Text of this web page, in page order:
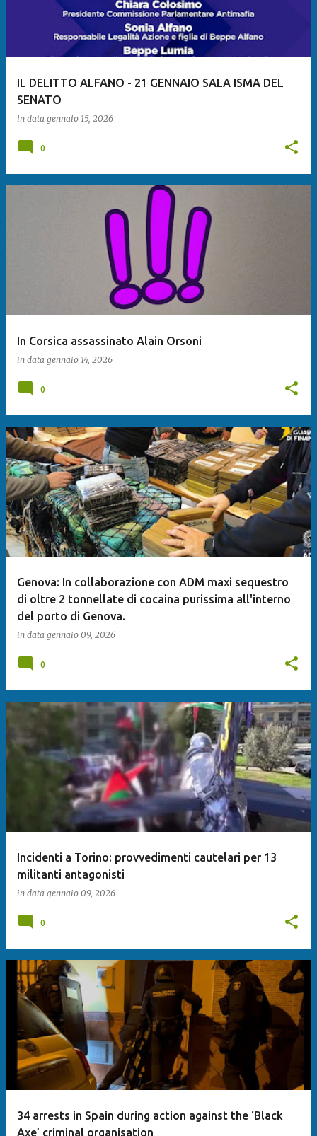
IL DELITTO ALFANO - 21 GENNAIO SALA ISMA DEL
SENATO
in data gennaio 15, 2026
0
In Corsica assassinato Alain Orsoni
in data gennaio 14, 2026
0
Genova: In collaborazione con ADM maxi sequestro
di oltre 2 tonnellate di cocaina purissima all'interno
del porto di Genova.
in data gennaio 09, 2026
0
Incidenti a Torino: provvedimenti cautelari per 13
militanti antagonisti
in data gennaio 09, 2026
0
34 arrests in Spain during action against the ‘Black
Axe’ criminal organisation